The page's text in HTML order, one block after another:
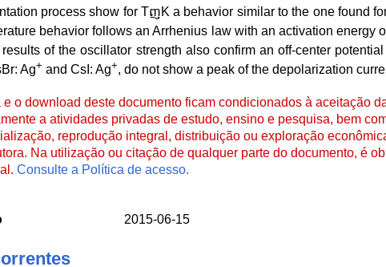
process show for TញK a behavior similar to the one found
behavior follows an Arrhenius law with an activation energy
of the oscillator strength also confirm an off-center
Ag+ and CsI: Ag+, do not show a peak of the depolarization
o download deste documento ficam condicionados à aceitação
a atividades privadas de estudo, ensino e pesquisa, bem
reprodução integral, distribuição ou exploração
Na utilização ou citação de qualquer parte do documento, é
Consulte a Política de acesso.
2015-06-15